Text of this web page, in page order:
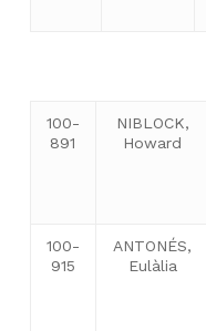
100-
891
NIBLOCK,
Howard
100-
915
ANTONÉS,
Eulàlia